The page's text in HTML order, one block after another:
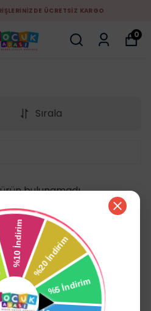
ÜCRETSİZ KARGO
0
Sırala
ürün bulunamadı